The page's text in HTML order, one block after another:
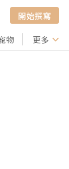
開始撰寫
物 行山 打卡
更多